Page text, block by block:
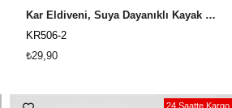
Kar Eldiveni, Suya Dayanıklı Kayak Eldiveni Erkek KR-506 - Gri
KR506-2
₺29,90
24 Saatte Kargo